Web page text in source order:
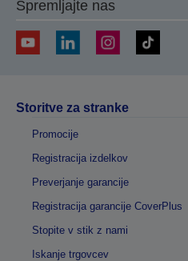
Spremljajte nas
Storitve za stranke
Promocije
Registracija izdelkov
Preverjanje garancije
Registracija garancije CoverPlus
Stopite v stik z nami
Iskanje trgovcev